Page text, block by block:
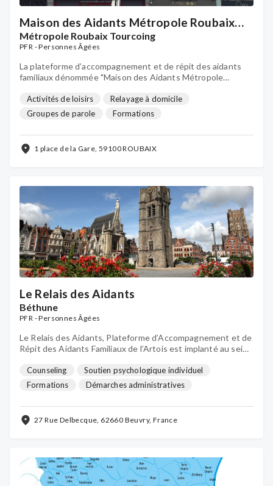
Maison des Aidants Métropole Roubaix
Tourcoing
Métropole Roubaix Tourcoing
PFR - Personnes Âgées
La plateforme d’accompagnement et de répit des aidants
familiaux dénommée "Maison des Aidants Métropole
Feron-Vrau et existe depuis 2013.
Activités de loisirs
Relayage à domicile
Groupes de parole
Formations
Activités détente & bien-être
1 place de la Gare, 59100 ROUBAIX
Le Relais des Aidants
Béthune
PFR - Personnes Âgées
Le Relais des Aidants, Plateforme d’Accompagnement et de
Répit des Aidants Familiaux de l’Artois est implanté au sein
Counseling
Soutien psychologique individuel
Formations
Démarches administratives
Activités détente & bien-être
27 Rue Delbecque, 62660 Beuvry, France